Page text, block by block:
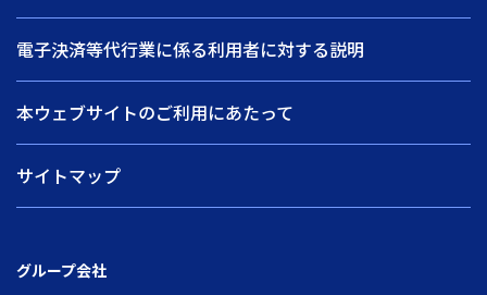
電子決済等代行業に係る利用者に対する説明
本ウェブサイトのご利用にあたって
サイトマップ
グループ会社